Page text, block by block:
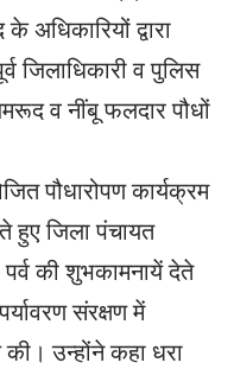
अधिकारियों द्वारा
जिलाधिकारी व पुलिस
व नींबू फलदार पौधों
पौधारोपण कार्यक्रम
हुए जिला पंचायत
की शुभकामनायें देते
संरक्षण में
की। उन्होंने कहा धरा